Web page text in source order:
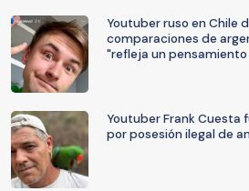
Youtuber ruso en Chile
comparaciones de
"refleja un
Youtuber Frank Cuesta
por posesión ilegal de